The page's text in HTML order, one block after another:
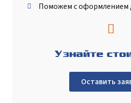
Поможем с оформлением
Узнайте
Оставить